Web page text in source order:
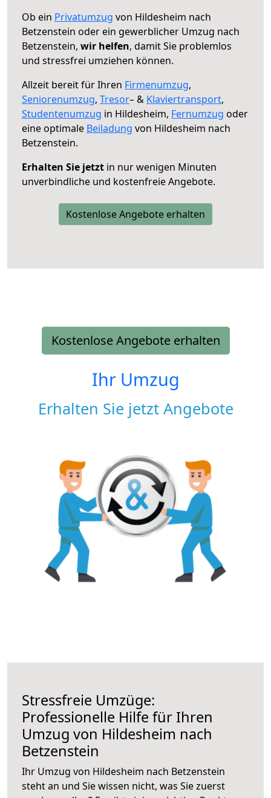
Ob ein Privatumzug von Hildesheim nach
Betzenstein oder ein gewerblicher Umzug nach
Betzenstein, wir helfen, damit Sie problemlos
und stressfrei umziehen können.
Allzeit bereit für Ihren Firmenumzug,
Seniorenumzug, Tresor– & Klaviertransport,
Studentenumzug in Hildesheim, Fernumzug oder
eine optimale Beiladung von Hildesheim nach
Betzenstein.
Erhalten Sie jetzt in nur wenigen Minuten
unverbindliche und kostenfreie Angebote.
Kostenlose Angebote erhalten
Kostenlose Angebote erhalten
Ihr Umzug
Erhalten Sie jetzt Angebote
Stressfreie Umzüge:
Professionelle Hilfe für Ihren
Umzug von Hildesheim nach
Betzenstein
Ihr Umzug von Hildesheim nach Betzenstein
steht an und Sie wissen nicht, was Sie zuerst